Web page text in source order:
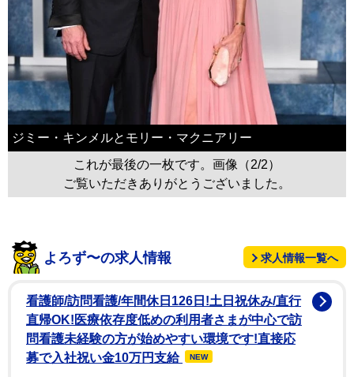
ジミー・キンメルとモリー・マクニアリー
これが最後の一枚です。画像（2/2）
ご覧いただきありがとうございました。
よろず〜の求人情報 求人情報一覧へ
看護師/訪問看護/年間休日126日!土日祝休み/直行
直帰OK!医療依存度低めの利用者さまが中心で訪
問看護未経験の方が始めやすい環境です!直接応
募で入社祝い金10万円支給
NEW